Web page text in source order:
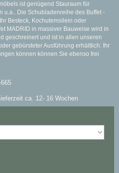
ist genügend Stauraum für
u.a.. Die Schubladenreihe des Buffet -
Besteck, Kochutemsilein oder
MADRID in massiver Bauweise wird in
geschreinert und ist in allen unseren
gebürsteter Ausführung erhältlich. Ihr
können können Sie ebenso frei
ca. 12- 16 Wochen